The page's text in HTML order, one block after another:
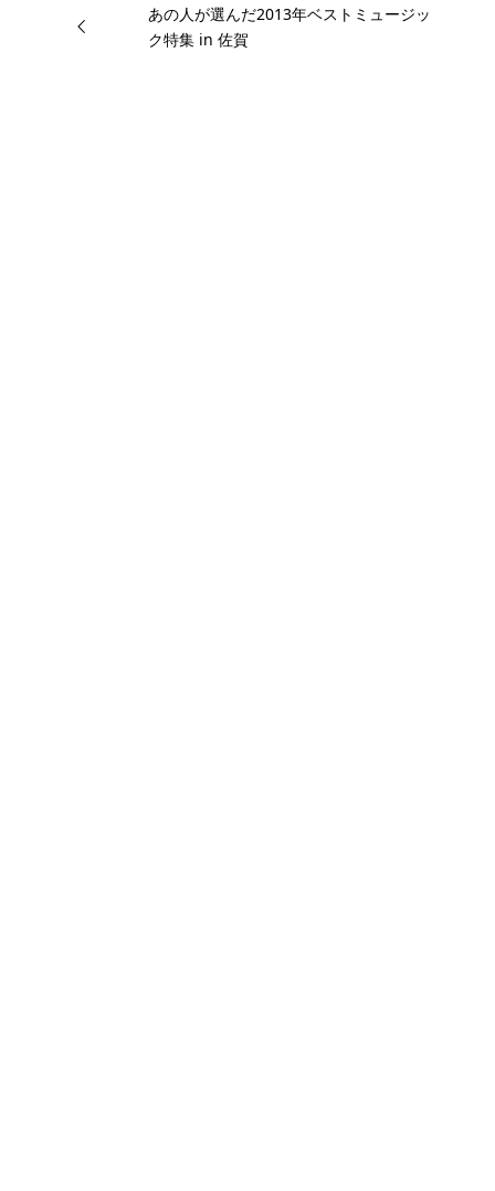
あの人が選んだ2013年ベストミュージッ
ク特集 in 佐賀